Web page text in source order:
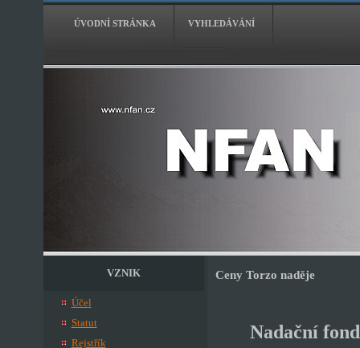
ÚVODNÍ STRÁNKA VYHLEDÁVÁNÍ
VZNIK
Účel
Statut
Rejstřík
Ceny Torzo naděje
Nadační